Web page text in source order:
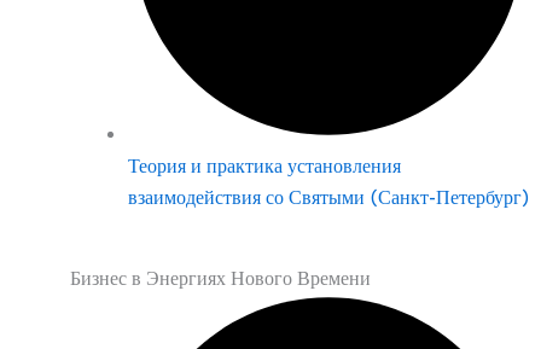
Теория и практика установления
взаимодействия со Святыми (Санкт-Петербург)
Бизнес в Энергиях Нового Времени